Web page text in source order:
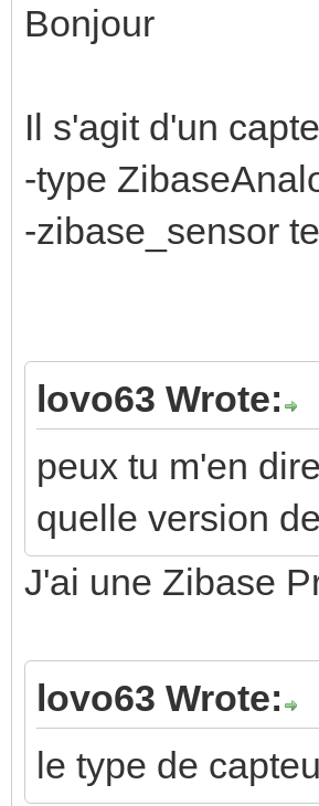
Bonjour
Il s'agit d'un
-type
-zibase_sensor
lovo63 Wrote:
peux tu m'en
quelle version
J'ai une Zibase
lovo63 Wrote:
le type de